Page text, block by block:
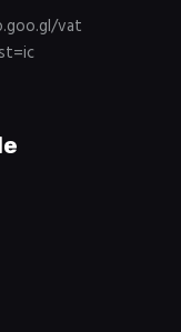
vat